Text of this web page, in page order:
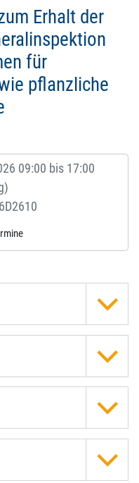
Erhalt der
für
pflanzliche
09:00 bis 17:00